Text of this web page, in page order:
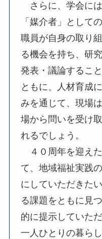
さらに、学会に
「媒介者」として
職員が自身の取り
る機会を持ち、研
発表・議論するこ
ともに、人材育成
みを通じて、現場
場から問いを受け
れるでしょう。
４０周年を迎え
て、地域福祉実践
にしていただきた
る課題をともに見
的に提示していた
一人ひとりの暮ら